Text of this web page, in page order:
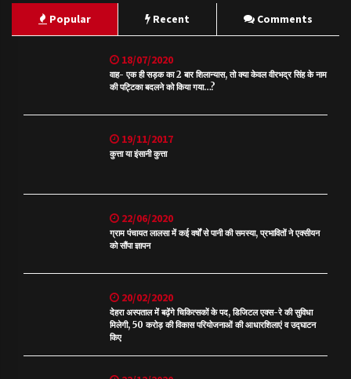
Popular Recent Comments
18/07/2020
वाह- एक ही सड़क का 2 बार शिलान्यास, तो क्या केवल वीरभद्र सिंह के नाम
की पट्टिका बदलने को किया गया…?
19/11/2017
कुत्ता या इंसानी कुत्ता
22/06/2020
ग्राम पंचायत लालसा में कई वर्षों से पानी की समस्या, प्रभावितों ने एक्सीयन
को सौंपा ज्ञापन
20/02/2020
देहरा अस्पताल में बढ़ेंगे चिकित्सकों के पद, डिजिटल एक्स-रे की सुविधा
मिलेगी, 50 करोड़ की विकास परियोजनाओं की आधारशिलाएं व उद्घाटन
किए